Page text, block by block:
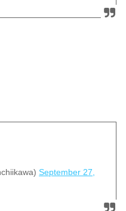
September 27,